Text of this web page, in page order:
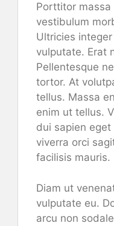
Porttitor massa
vestibulum
Ultricies
vulputate. Erat
Pellentesque
tortor. At
tellus. Massa
enim ut tellus.
dui sapien
viverra orci
facilisis mauris.
Diam ut
vulputate eu.
arcu non